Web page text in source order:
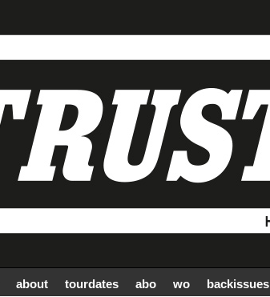
about tourdates abo wo backissues